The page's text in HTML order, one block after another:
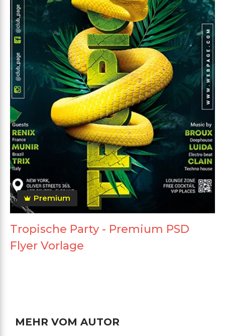
Premium
Tropische Party - Premium PSD
Flyer Vorlage
MEHR VOM AUTOR